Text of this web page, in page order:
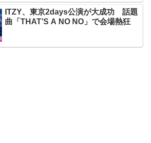
ITZY、東京2days公演が大成功 話題
曲「THAT’S A NO NO」で会場熱狂